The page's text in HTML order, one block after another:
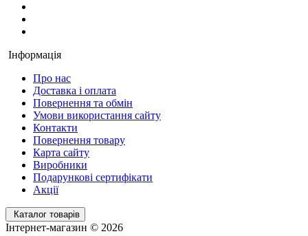
Інформація
Про нас
Доставка і оплата
Повернення та обмін
Умови використання сайту
Контакти
Повернення товару
Карта сайту
Виробники
Подарункові сертифікати
Акції
Каталог товарів
Інтернет-магазин © 2026